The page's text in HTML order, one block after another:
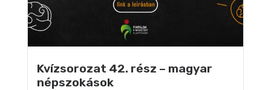
Kvízsorozat 42. rész – magyar
népszokások